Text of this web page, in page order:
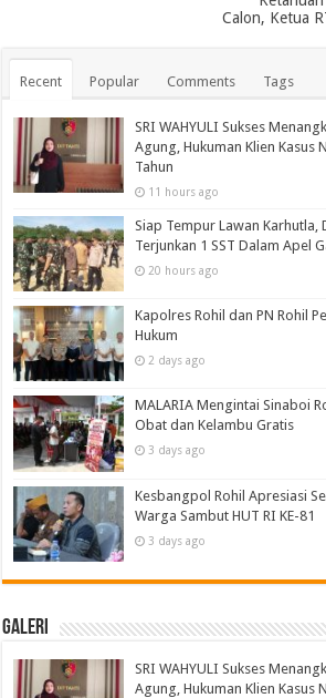
Calon, Ketua
Recent Popular Comments Tags
SRI WAHYULI Sukses
Agung, Hukuman Klien Kasus
Tahun
11 hours ago
Siap Tempur Lawan Karhutla,
Terjunkan 1 SST Dalam Apel
20 hours ago
Kapolres Rohil dan PN Rohil
Hukum
2 days ago
MALARIA Mengintai Sinaboi
Obat dan Kelambu Gratis
3 days ago
Kesbangpol Rohil Apresiasi
Warga Sambut HUT RI KE-81
3 days ago
Galeri
SRI WAHYULI Sukses
Agung, Hukuman Klien Kasus